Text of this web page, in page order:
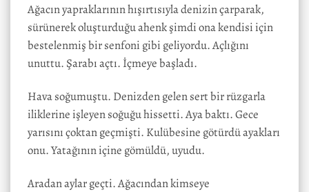
Ağacın yapraklarının hışırtısıyla denizin çarparak,
sürünerek oluşturduğu ahenk şimdi ona kendisi için
bestelenmiş bir senfoni gibi geliyordu. Açlığını
unuttu. Şarabı açtı. İçmeye başladı.
Hava soğumuştu. Denizden gelen sert bir rüzgarla
iliklerine işleyen soğuğu hissetti. Aya baktı. Gece
yarısını çoktan geçmişti. Kulübesine götürdü ayakları
onu. Yatağının içine gömüldü, uyudu.
Aradan aylar geçti. Ağacından kimseye